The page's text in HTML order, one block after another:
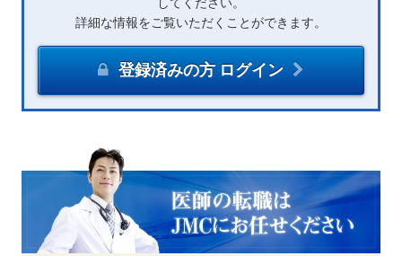
してください。
詳細な情報をご覧いただくことができます。
登録済みの方 ログイン